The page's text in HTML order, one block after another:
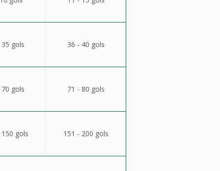
gols 36 - 40 gols
gols 71 - 80 gols
gols 151 - 200 gols